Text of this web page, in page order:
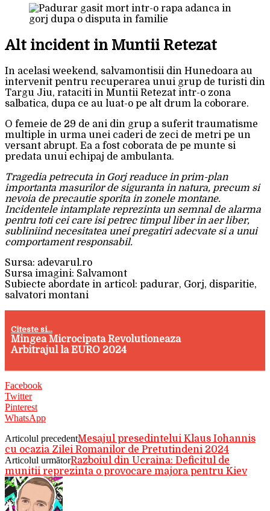
Alt incident in Muntii Retezat
In acelasi weekend, salvamontisii din Hunedoara au
intervenit pentru recuperarea unui grup de turisti din
Targu Jiu, rataciti in Muntii Retezat intr-o zona
salbatica, dupa ce au luat-o pe alt drum la coborare.
O femeie de 29 de ani din grup a suferit traumatisme
multiple in urma unei caderi de zeci de metri pe un
versant abrupt. Ea a fost coborata de pe munte si
predata unui echipaj de ambulanta.
Tragedia petrecuta in Gorj readuce in prim-plan
importanta masurilor de siguranta in natura, precum si
nevoia de precautie sporita in zonele montane.
Incidentele intamplate reprezinta un semnal de alarma
pentru toti cei care isi petrec timpul liber in aer liber,
subliniind necesitatea unei pregatiri adecvate si a unui
comportament responsabil.
Sursa: adevarul.ro
Sursa imagini: Salvamont
Subiecte abordate in articol: padurar, Gorj, disparitie,
salvatori montani
Citeste si...
Mingea Microcipata Revolutioneaza
Arbitrajul la EURO 2024
Facebook
Twitter
Pinterest
WhatsApp
Articolul precedentMesajul presedintelui Klaus Iohannis
cu ocazia Zilei Romanilor de Pretutindeni 2024
Articolul următorRazboiul din Ucraina: Deficitul de
munitii reprezinta o provocare majora pentru Kiev